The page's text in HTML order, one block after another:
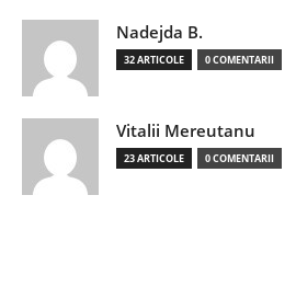
Nadejda B.
32 ARTICOLE 0 COMENTARII
Vitalii Mereutanu
23 ARTICOLE 0 COMENTARII